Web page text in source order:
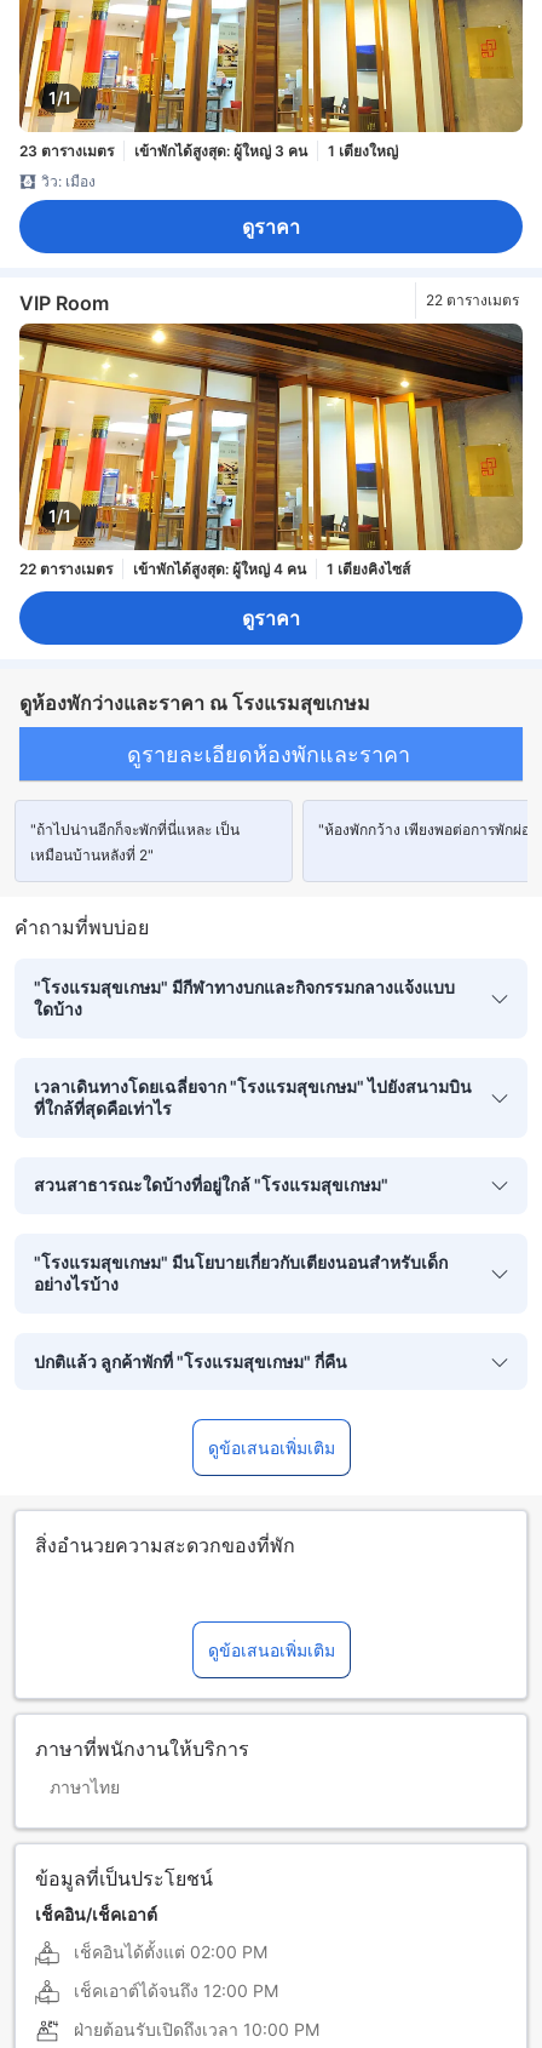
1/1
23 ตารางเมตร เข้าพักได้สูงสุด: ผู้ใหญ่ 3 คน
1 เตียงใหญ่
วิว: เมือง
ดูราคา
VIP Room 22 ตารางเมตร
1/1
22 ตารางเมตร เข้าพักได้สูงสุด: ผู้ใหญ่ 4 คน 1 เตียงคิงไซส์
ดูราคา
ดูห้องพักว่างและราคา ณ โรงแรมสุขเกษม
ดูรายละเอียดห้องพักและราคา
"ถ้าไปน่านอีกก็จะพักที่นี่แหละ เป็น
เหมือนบ้านหลังที่ 2"
"ห้องพักกว้าง เพียงพอต่อการพักผ่อ
คำถามที่พบบ่อย
"โรงแรมสุขเกษม" มีกีฬาทางบกและกิจกรรมกลางแจ้งแบบ
ใดบ้าง
เวลาเดินทางโดยเฉลี่ยจาก "โรงแรมสุขเกษม" ไปยังสนามบิน
ที่ใกล้ที่สุดคือเท่าไร
สวนสาธารณะใดบ้างที่อยู่ใกล้ "โรงแรมสุขเกษม"
"โรงแรมสุขเกษม" มีนโยบายเกี่ยวกับเตียงนอนสำหรับเด็ก
อย่างไรบ้าง
ปกติแล้ว ลูกค้าพักที่ "โรงแรมสุขเกษม" กี่คืน
ดูข้อเสนอเพิ่มเติม
สิ่งอำนวยความสะดวกของที่พัก
ดูข้อเสนอเพิ่มเติม
ภาษาที่พนักงานให้บริการ
ภาษาไทย
ข้อมูลที่เป็นประโยชน์
เช็คอิน/เช็คเอาต์
เช็คอินได้ตั้งแต่ 02:00 PM
เช็คเอาต์ได้จนถึง 12:00 PM
ฝ่ายต้อนรับเปิดถึงเวลา 10:00 PM